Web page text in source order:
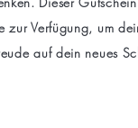
zur Verfügung, um
auf dein neues